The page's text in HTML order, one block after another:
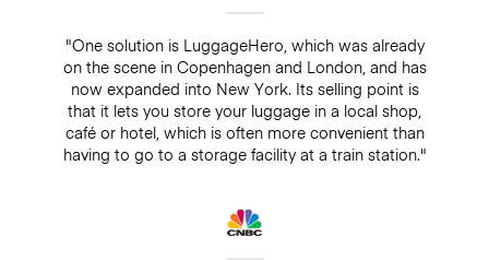
"One solution is LuggageHero, which was already
on the scene in Copenhagen and London, and has
now expanded into New York. Its selling point is
that it lets you store your luggage in a local shop,
café or hotel, which is often more convenient than
having to go to a storage facility at a train station."